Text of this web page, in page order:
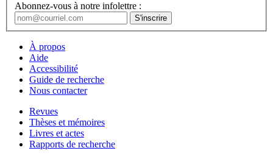
Abonnez-vous à notre infolettre :
À propos
Aide
Accessibilité
Guide de recherche
Nous contacter
Revues
Thèses et mémoires
Livres et actes
Rapports de recherche